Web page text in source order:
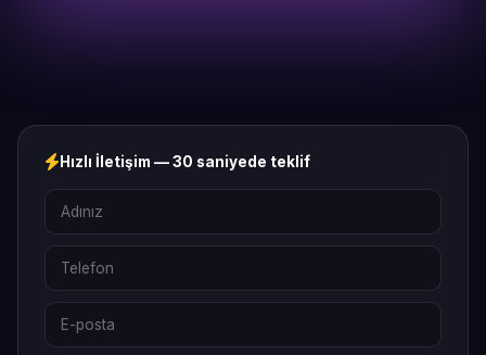
Hızlı İletişim — 30 saniyede teklif